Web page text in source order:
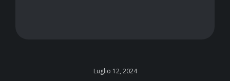
Luglio 12, 2024